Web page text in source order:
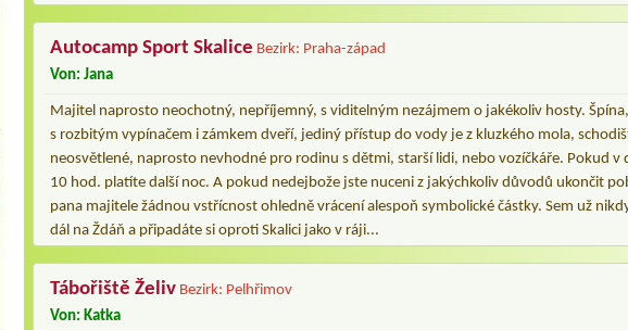
Autocamp Sport Skalice Bezirk: Praha-západ
Von: Jana
Majitel naprosto neochotný, nepříjemný, s viditelným nezájmem o jakékoliv hosty.
s rozbitým vypínačem i zámkem dveří, jediný přístup do vody je z kluzkého mola,
neosvětlené, naprosto nevhodné pro rodinu s dětmi, starší lidi, nebo vozíčkáře. Pokud
10 hod. platíte další noc. A pokud nedejbože jste nuceni z jakýchkoliv důvodů ukončit
pana majitele žádnou vstřícnost ohledně vrácení alespoň symbolické částky. Sem už
dál na Ždáň a připadáte si oproti Skalici jako v ráji...
Tábořiště Želiv Bezirk: Pelhřimov
Von: Katka